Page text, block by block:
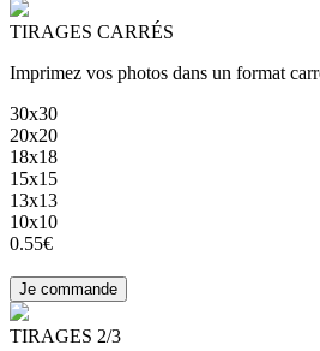
TIRAGES CARRÉS
Imprimez vos photos dans un format
30x30
20x20
18x18
15x15
13x13
10x10
0.55€
TIRAGES 2/3